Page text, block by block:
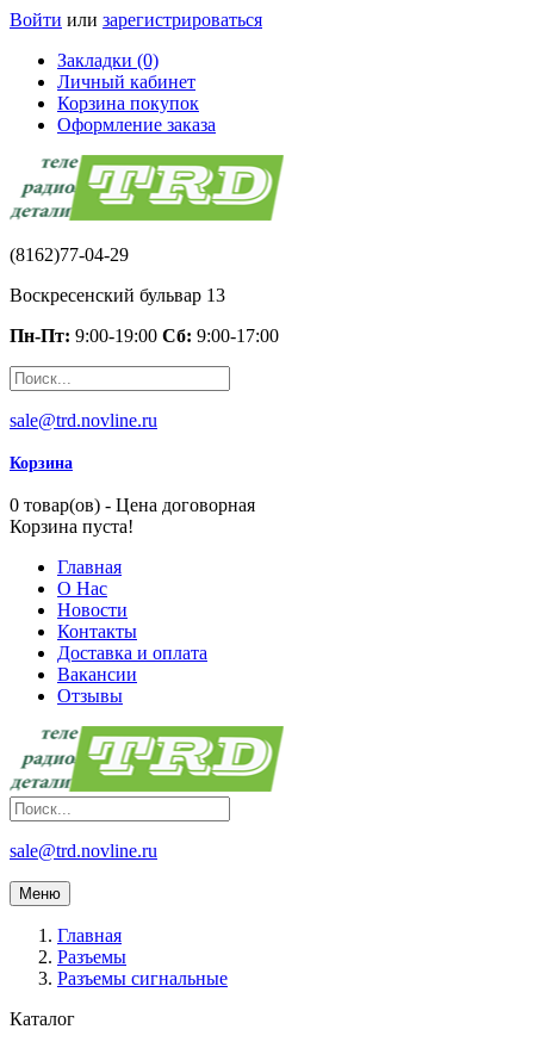
Войти или зарегистрироваться
Закладки (0)
Личный кабинет
Корзина покупок
Оформление заказа
(8162)77-04-29
Воскресенский бульвар 13
Пн-Пт: 9:00-19:00 Сб: 9:00-17:00
sale@trd.novline.ru
Корзина
0 товар(ов) - Цена договорная
Корзина пуста!
Главная
О Нас
Новости
Контакты
Доставка и оплата
Вакансии
Отзывы
sale@trd.novline.ru
Меню
Главная
Разъемы
Разъемы сигнальные
Каталог